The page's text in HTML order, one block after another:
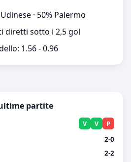
· 50% Palermo
diretti sotto i 2,5 gol
1.56 - 0.96
partite
V V P
2-0
2-2